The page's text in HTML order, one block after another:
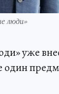
люди»
уже